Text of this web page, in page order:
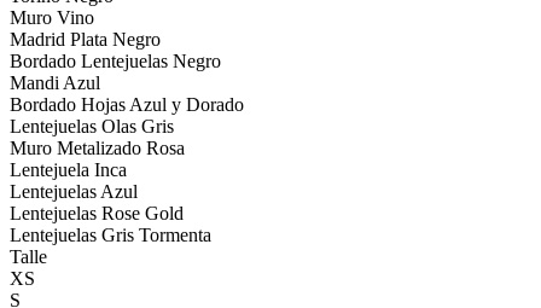
Muro Vino
Madrid Plata Negro
Bordado Lentejuelas Negro
Mandi Azul
Bordado Hojas Azul y Dorado
Lentejuelas Olas Gris
Muro Metalizado Rosa
Lentejuela Inca
Lentejuelas Azul
Lentejuelas Rose Gold
Lentejuelas Gris Tormenta
Talle
XS
S